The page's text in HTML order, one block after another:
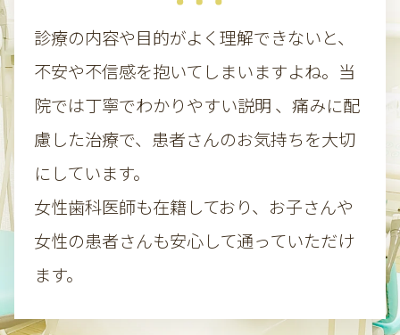
診療の内容や目的がよく理解できないと、
不安や不信感を抱いてしまいますよね。当
院では丁寧でわかりやすい説明 、痛みに配
慮した治療で、患者さんのお気持ちを大切
にしています。
女性歯科医師も在籍しており、お子さんや
女性の患者さんも安心して通っていただけ
ます。